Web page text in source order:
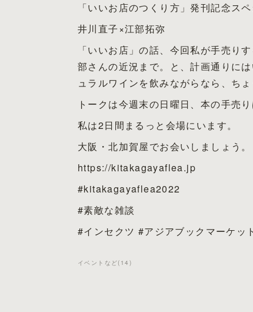
「いいお店のつくり方」発刊記念ス
井川直子×江部拓弥
「いいお店」の話、今回私が手売り
部さんの近況まで。と、計画通りに
ュラルワインを飲みながらなら、ちょ
トークは今週末の日曜日、本の手売り
私は2日間まるっと会場にいます。
大阪・北加賀屋でお会いしましょう。
https://kitakagayaflea.jp
#kitakagayaflea2022
#素敵な雑談
#インセクツ #アジアブックマーケット
イベントなど( 14 )